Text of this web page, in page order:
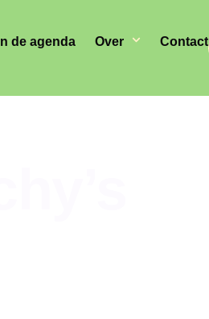
In de agenda Over Contact